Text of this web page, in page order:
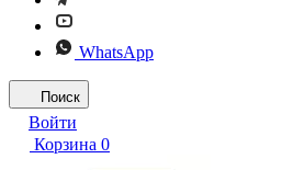
WhatsApp
Поиск
Войти
Корзина 0